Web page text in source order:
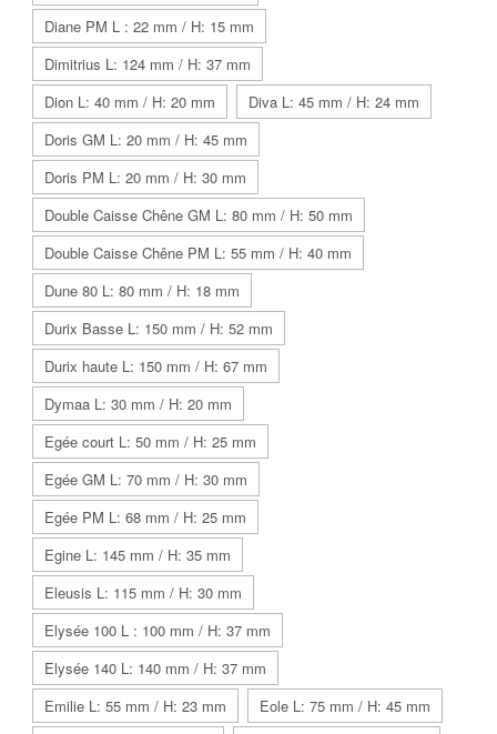
Diane PM L : 22 mm / H: 15 mm
Dimitrius L: 124 mm / H: 37 mm
Dion L: 40 mm / H: 20 mm
Diva L: 45 mm / H: 24 mm
Doris GM L: 20 mm / H: 45 mm
Doris PM L: 20 mm / H: 30 mm
Double Caisse Chêne GM L: 80 mm / H: 50 mm
Double Caisse Chêne PM L: 55 mm / H: 40 mm
Dune 80 L: 80 mm / H: 18 mm
Durix Basse L: 150 mm / H: 52 mm
Durix haute L: 150 mm / H: 67 mm
Dymaa L: 30 mm / H: 20 mm
Egée court L: 50 mm / H: 25 mm
Egée GM L: 70 mm / H: 30 mm
Egée PM L: 68 mm / H: 25 mm
Egine L: 145 mm / H: 35 mm
Eleusis L: 115 mm / H: 30 mm
Elysée 100 L : 100 mm / H: 37 mm
Elysée 140 L: 140 mm / H: 37 mm
Emilie L: 55 mm / H: 23 mm
Eole L: 75 mm / H: 45 mm